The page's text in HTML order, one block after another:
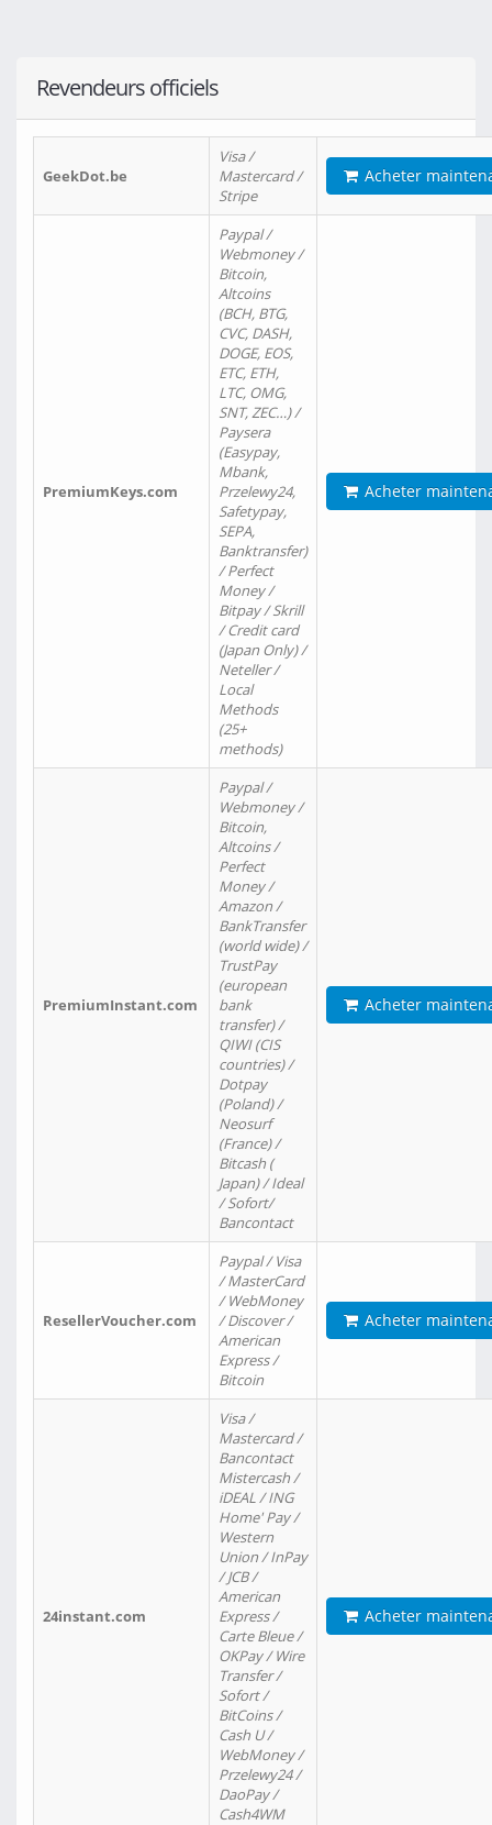
Revendeurs officiels
GeekDot.be
Visa /
Mastercard /
Stripe
Acheter
PremiumKeys.com
Paypal /
Webmoney /
Bitcoin,
Altcoins
(BCH, BTG,
CVC, DASH,
DOGE, EOS,
ETC, ETH,
LTC, OMG,
SNT, ZEC…) /
Paysera
(Easypay,
Mbank,
Przelewy24,
Safetypay,
SEPA,
Banktransfer)
/ Perfect
Money /
Bitpay / Skrill
/ Credit card
(Japan Only) /
Neteller /
Local
Methods
(25+
methods)
Acheter
PremiumInstant.com
Paypal /
Webmoney /
Bitcoin,
Altcoins /
Perfect
Money /
Amazon /
BankTransfer
(world wide) /
TrustPay
(european
bank
transfer) /
QIWI (CIS
countries) /
Dotpay
(Poland) /
Neosurf
(France) /
Bitcash (
Japan) / Ideal
/ Sofort/
Bancontact
Acheter
ResellerVoucher.com
Paypal / Visa
/ MasterCard
/ WebMoney
/ Discover /
American
Express /
Bitcoin
Acheter
24instant.com
Visa /
Mastercard /
Bancontact
Mistercash /
iDEAL / ING
Home' Pay /
Western
Union / InPay
/ JCB /
American
Express /
Carte Bleue /
OKPay / Wire
Transfer /
Sofort /
BitCoins /
Cash U /
WebMoney /
Przelewy24 /
DaoPay /
Cash4WM
Acheter